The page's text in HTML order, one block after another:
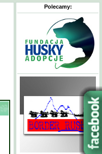
Polecamy: